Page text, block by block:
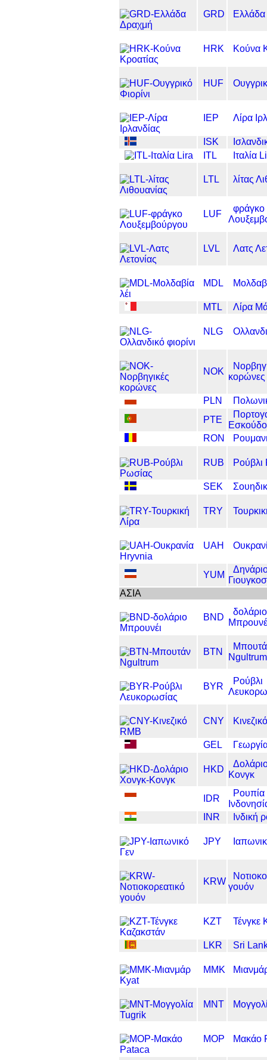
GRD
HRK Κούνα
HUF
IEP Λίρα
ISK
ITL
Ιταλία
LTL λίτας
LUF
φράγκο
LVL Λατς
MDL
MTL Λίρα
NLG
NOK
κορώνες
PLN
PTE
Εσκούδο
RON
RUB
SEK
TRY
UAH
YUM
ΑΣΙΑ
BND
δολάριο
BTN
Ngultrum
BYR
Ρούβλι
CNY
GEL
HKD
Κονγκ
IDR
Ρουπία
INR
Ινδική
JPY
KRW
γουόν
KZT Τένγκε
LKR Sri
MMK
MNT
MOP Μακάο